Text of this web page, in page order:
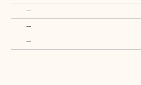
--
--
--